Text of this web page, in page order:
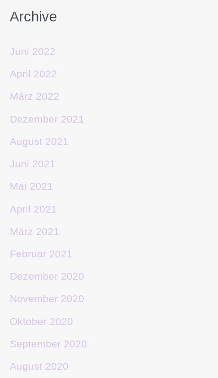
Archive
Juni 2022
April 2022
März 2022
Dezember 2021
August 2021
Juni 2021
Mai 2021
April 2021
März 2021
Februar 2021
Dezember 2020
November 2020
Oktober 2020
September 2020
August 2020